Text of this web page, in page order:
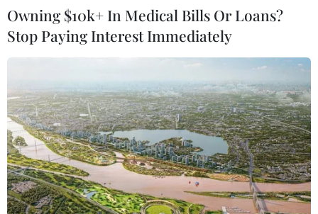
Theo dõi VietnamPlus
TIN LIÊN QUAN
Owning $10k+ In Medical Bills Or Loans?
Stop Paying Interest Immediately